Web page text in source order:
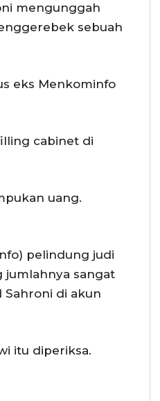
mengunggah
sebuah
eks Menkominfo
cabinet di
uang.
pelindung judi
jumlahnya sangat
Sahroni di akun
itu diperiksa.